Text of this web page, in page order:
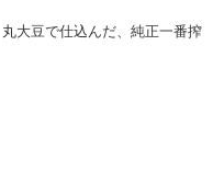
大豆で仕込んだ、純正一番搾